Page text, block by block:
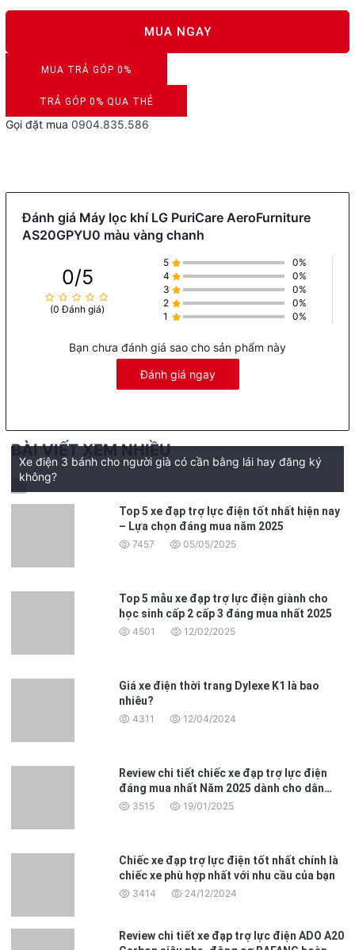
MUA NGAY
MUA TRẢ GÓP 0%
DUYỆT HỒ SƠ RONG 5 PHÚT
TRẢ GÓP 0% QUA THẺ
VISA, MASTERCARD, JCB, AMEX
Gọi đặt mua 0904.835.586
Đánh giá Máy lọc khí LG PuriCare AeroFurniture
AS20GPYU0 màu vàng chanh
0/5
(0 Đánh giá)
5
0%
4
0%
3
0%
2
0%
1
0%
Bạn chưa đánh giá sao cho sản phẩm này
Đánh giá ngay
BÀI VIẾT XEM NHIỀU
Xe điện 3 bánh cho người già có cần bằng lái hay đăng ký
không?
Top 5 xe đạp trợ lực điện tốt nhất hiện nay
– Lựa chọn đáng mua năm 2025
7457 05/05/2025
Top 5 mẫu xe đạp trợ lực điện giành cho
học sinh cấp 2 cấp 3 đáng mua nhất 2025
4501 12/02/2025
Giá xe điện thời trang Dylexe K1 là bao
nhiêu?
4311 12/04/2024
Review chi tiết chiếc xe đạp trợ lực điện
đáng mua nhất Năm 2025 dành cho dân
văn phòng
3515 19/01/2025
Chiếc xe đạp trợ lực điện tốt nhất chính là
chiếc xe phù hợp nhất với nhu cầu của bạn
3414 24/12/2024
Review chi tiết xe đạp trợ lực điện ADO A20